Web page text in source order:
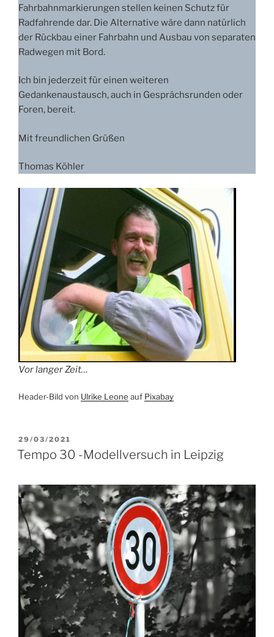
Fahrbahnmarkierungen stellen keinen Schutz für
Radfahrende dar. Die Alternative wäre dann natürlich
der Rückbau einer Fahrbahn und Ausbau von separaten
Radwegen mit Bord.
Ich bin jederzeit für einen weiteren
Gedankenaustausch, auch in Gesprächsrunden oder
Foren, bereit.
Mit freundlichen Grüßen
Thomas Köhler
Vor langer Zeit…
Header-Bild von Ulrike Leone auf Pixabay
VERÖFFENTLICHT
AM
29/03/2021
Tempo 30 -Modellversuch in Leipzig